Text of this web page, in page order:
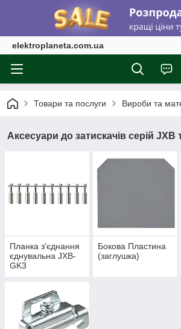
elektroplaneta.com.ua
Товари та послуги Вироби та
Аксесуари до затискачів серій JXB
Планка з'єднання
єднувальна JXB-
GK3
Бокова Пластина
(заглушка)